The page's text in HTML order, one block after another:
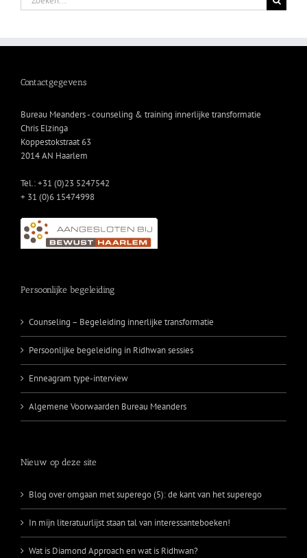
naar:
Contactgegevens
Bureau Meanders - counseling & training innerlijke transformatie
Chris Elzinga
Koppestokstraat 63
2014 AN Haarlem
Tel.: +31 (0)23 5247542
+ 31 (0)6 15474998
Persoonlijke begeleiding
Counseling – Begeleiding innerlijke transformatie
Persoonlijke begeleiding in Ridhwan sessies
Enneagram type-interview
Algemene Voorwaarden Bureau Meanders
Nieuw op deze site
Blog over omgaan met superego (5): de kant van het superego
In mijn literatuurlijst staan tal van interessanteboeken!
Wat is Diamond Approach en wat is Ridhwan?